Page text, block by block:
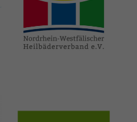
heilbaeder.de